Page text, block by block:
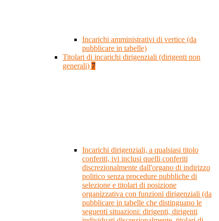
Incarichi amministrativi di vertice (da
pubblicare in tabelle)
Titolari di incarichi dirigenziali (dirigenti non
generali) 7
Incarichi dirigenziali, a qualsiasi titolo
conferiti, ivi inclusi quelli conferiti
discrezionalmente dall'organo di indirizzo
politico senza procedure pubbliche di
selezione e titolari di posizione
organizzativa con funzioni dirigenziali (da
pubblicare in tabelle che distinguano le
seguenti situazioni: dirigenti, dirigenti